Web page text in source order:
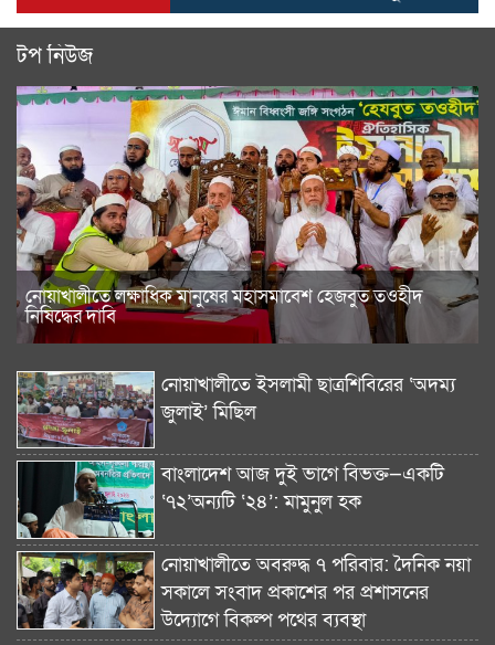
টপ নিউজ
নোয়াখালীতে লক্ষাধিক মানুষের মহাসমাবেশ হেজবুত তওহীদ
নিষিদ্ধের দাবি
নোয়াখালীতে ইসলামী ছাত্রশিবিরের ‘অদম্য
জুলাই’ মিছিল
বাংলাদেশ আজ দুই ভাগে বিভক্ত—একটি
‘৭২’অন্যটি ‘২৪’: মামুনুল হক
নোয়াখালীতে অবরুদ্ধ ৭ পরিবার: দৈনিক নয়া
সকালে সংবাদ প্রকাশের পর প্রশাসনের
উদ্যোগে বিকল্প পথের ব্যবস্থা